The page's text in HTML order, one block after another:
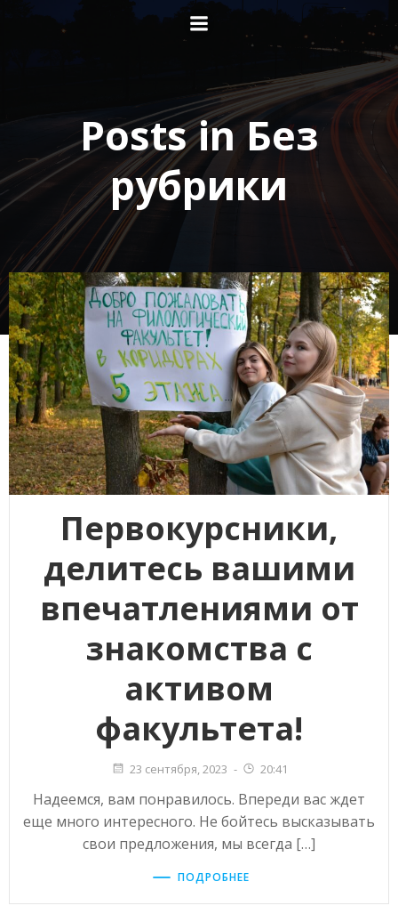
Перейти
к
содержимому
Posts in Без
рубрики
Первокурсники,
делитесь вашими
впечатлениями от
знакомства с
активом
факультета!
23 сентября, 2023 - 20:41
Надеемся, вам понравилось. Впереди вас ждет
еще много интересного. Не бойтесь высказывать
свои предложения, мы всегда […]
ПОДРОБНЕЕ